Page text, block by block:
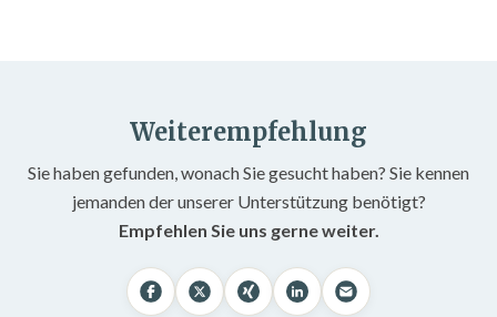
Weiterempfehlung
Sie haben gefunden, wonach Sie gesucht haben? Sie kennen
jemanden der unserer Unterstützung benötigt?
Empfehlen Sie uns gerne weiter.